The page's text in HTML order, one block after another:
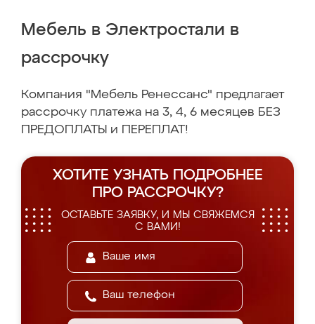
Мебель в Электростали в
рассрочку
Компания "Мебель Ренессанс" предлагает
рассрочку платежа на 3, 4, 6 месяцев БЕЗ
ПРЕДОПЛАТЫ и ПЕРЕПЛАТ!
ХОТИТЕ УЗНАТЬ ПОДРОБНЕЕ
ПРО РАССРОЧКУ?
ОСТАВЬТЕ ЗАЯВКУ, И МЫ СВЯЖЕМСЯ
С ВАМИ!